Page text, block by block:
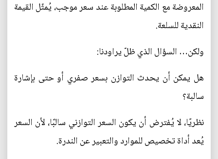
المعروضة مع الكمية المطلوبة عند سعر موجب، يُمثّل القيمة
النقدية للسلعة.
ولكن… السؤال الذي ظلّ يراودنا:
هل يمكن أن يحدث التوازن بسعر صفري أو حتى بإشارة
سالبة؟
نظريًا، لا يُفترض أن يكون السعر التوازني سالبًا، لأن السعر
يُعد أداة تخصيص للموارد والتعبير عن الندرة.